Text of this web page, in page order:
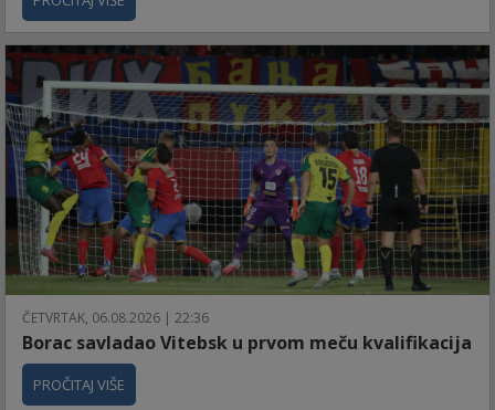
ČETVRTAK, 06.08.2026 | 22:36
Borac savladao Vitebsk u prvom meču kvalifikacija
PROČITAJ VIŠE